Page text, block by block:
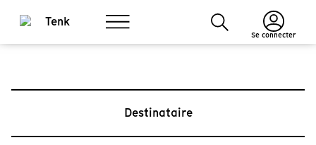
Se connecter
Destinataire